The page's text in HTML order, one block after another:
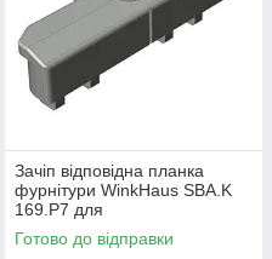
Зачіп відповідна планка
фурнітури WinkHaus SBA.K
169.P7 для
металопластикових вікон 13-
система фурнітури
Готово до відправки